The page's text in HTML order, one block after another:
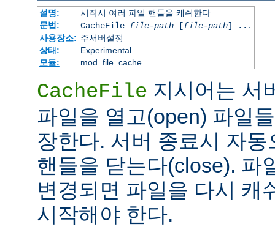
설명:
시작시 여러 파일 핸들을 캐쉬한다
문법:
CacheFile file-path[file-path] ...
사용장소: 주서버설정
상태:
Experimental
모듈:
mod_file_cache
CacheFile 지시어는 서
파일을 열고(open) 파일
장한다. 서버 종료시 자
핸들을 닫는다(close). 파
변경되면 파일을 다시 캐
시작해야 한다.